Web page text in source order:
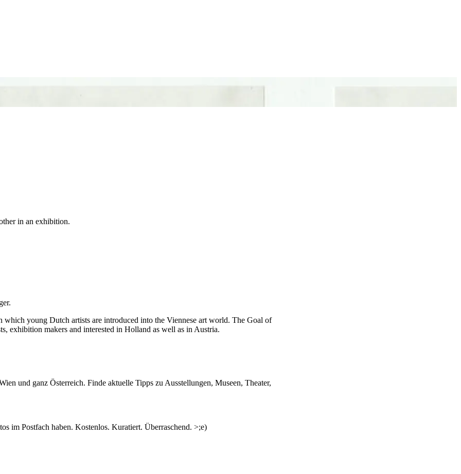
in an exhibition.
young Dutch artists are introduced into the Viennese art world. The Goal of
exhibition makers and interested in Holland as well as in Austria.
und ganz Österreich. Finde aktuelle Tipps zu Ausstellungen, Museen, Theater,
im Postfach haben. Kostenlos. Kuratiert. Überraschend. >;e)